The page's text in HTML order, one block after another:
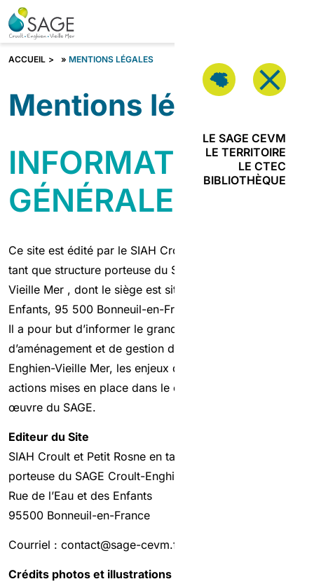
Aller au contenu
LE SAGE CEVM
LE TERRITOIRE
LE CTEC
BIBLIOTHÈQUE
Vous êtes ?
JE SUIS
PORTEUR DE
PROJETS
ACTEUR DE
L’URBANISME
ACCUEIL » MENTIONS LÉGALES
Mentions légales
INFORMATIONS
GÉNÉRALES
Ce site est édité par le SIAH Croult et Petit Rosne en
tant que structure porteuse du SAGE Croult-Enghien-
Vieille Mer , dont le siège est situé rue de l’Eau et des
Enfants, 95 500 Bonneuil-en-France
Il a pour but d’informer le grand public sur le schéma
d’aménagement et de gestion des eaux (SAGE) Croult-
Enghien-Vieille Mer, les enjeux de l’eau du bassin et les
actions mises en place dans le cadre de la mise en
œuvre du SAGE.
Editeur du Site
SIAH Croult et Petit Rosne en tant que structure
porteuse du SAGE Croult-Enghien-Vieille Mer
Rue de l’Eau et des Enfants
95500 Bonneuil-en-France
Courriel : contact@sage-cevm.fr
Crédits photos et illustrations